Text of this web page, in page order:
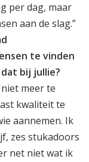
per dag, maar
aan de slag.”
te vinden
bij jullie?
meer te
kwaliteit te
aannemen. Ik
zes stukadoors
net niet wat ik